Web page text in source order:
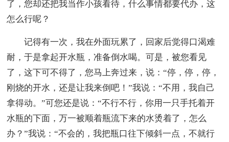
了，您却还把我当作小孩看待，什么事情都要代办，这
怎么行呢？
记得有一次，我在外面玩累了，回家后觉得口渴难
耐，于是拿起开水瓶，准备倒水喝。可是，被您看见
了，这下可不得了，您马上奔过来，说：“停，停，停，
刚烧的开水，还是让我来倒吧！”我说：“不用，我自己
拿得动。”可您还是说：“不行不行，你用一只手托着开
水瓶的下面，万一被顺着瓶流下来的水烫着了，怎么
办？”我说：“不会的，我把瓶口往下倾斜一点，不就行